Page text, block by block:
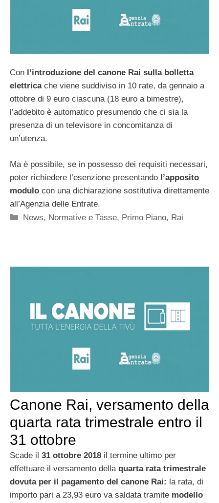
Con l’introduzione del canone Rai sulla bolletta
elettricache viene suddiviso in 10 rate, da gennaio a
ottobre di 9 euro ciascuna (18 euro a bimestre),
l’addebito è automatico presumendo che ci sia la
presenza di un televisore in concomitanza di
un’utenza.
Ma è possibile, se in possesso dei requisiti necessari,
poter richiedere l’esenzione presentando l’apposito
modulo con una dichiarazione sostitutiva direttamente
all’Agenzia delle Entrate.
Categorie
News, Normative e Tasse, Primo Piano, Rai
Canone Rai, versamento della
quarta rata trimestrale entro il
31 ottobre
Scade il 31 ottobre 2018 il termine ultimo per
effettuare il versamento dellaquarta rata trimestrale
dovuta per il pagamento del canone Rai: la rata, di
importo pari a 23,93 euro va saldata tramite modello